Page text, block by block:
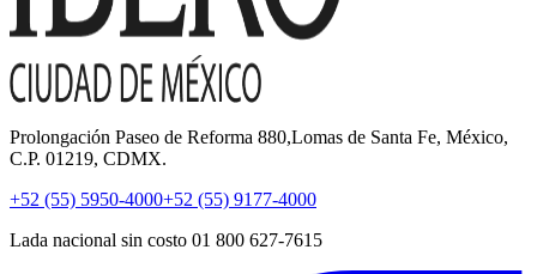
Prolongación Paseo de Reforma 880,Lomas de Santa Fe, México,
C.P. 01219, CDMX.
+52 (55) 5950-4000+52 (55) 9177-4000
Lada nacional sin costo 01 800 627-7615